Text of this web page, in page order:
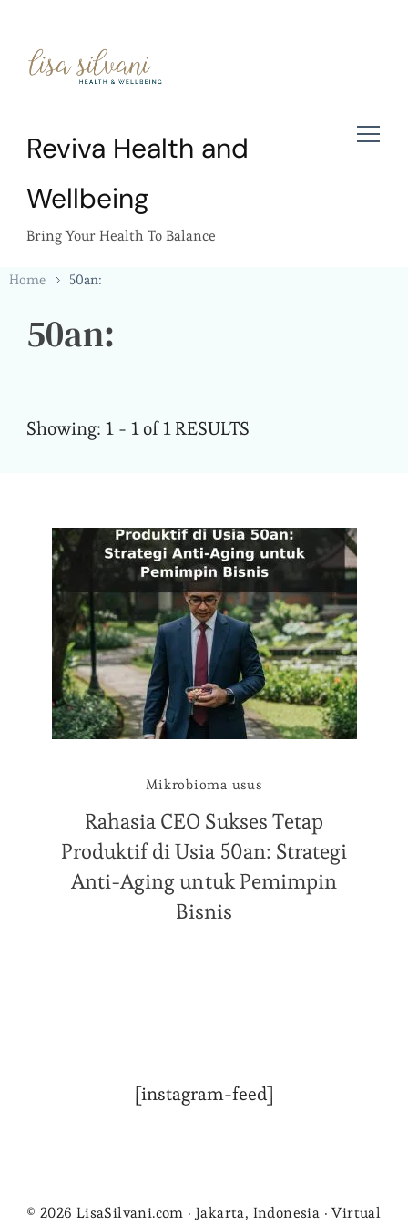
Reviva Health and
Wellbeing
Bring Your Health To Balance
Home 50an:
50an:
Showing: 1 - 1 of 1 RESULTS
Mikrobioma usus
Rahasia CEO Sukses Tetap
Produktif di Usia 50an: Strategi
Anti-Aging untuk Pemimpin
Bisnis
[instagram-feed]
© 2026 LisaSilvani.com · Jakarta, Indonesia · Virtual